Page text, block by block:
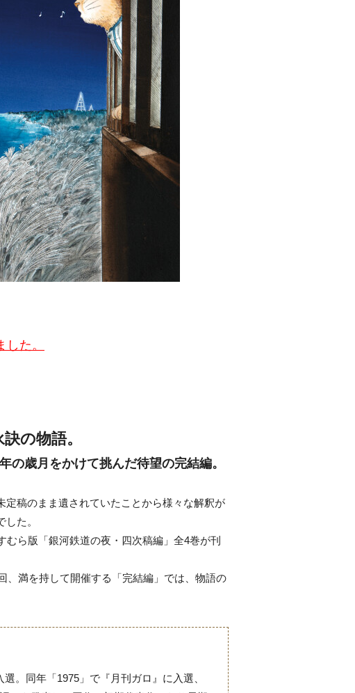
した。
の物語。
歳月をかけて挑んだ待望の完結編。
稿のまま遺されていたことから様々な解釈が
た。
ら版「銀河鉄道の夜・四次稿編」全4巻が刊
満を持して開催する「完結編」では、物語の
。同年「1975」で『月刊ガロ』に入選、